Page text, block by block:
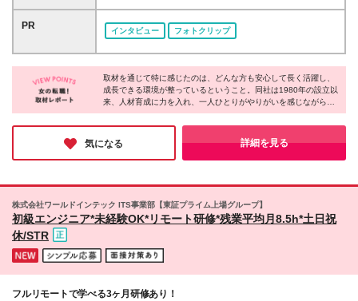
能力を十分に考慮のうえ、決定いたします。 ※固定残
手当 ・通勤手当（上限4万円まで） ・時間外手当（1
分単位で全額支給） ・資格取得支援 ■昇給：年1回
配属 ◎転居を伴う転勤なし ＊ご希望や最寄り駅を考
慮の上、決定いたします。 ＼＼一部リモート実績あ
り！／／ ●首都圏 東京都：新宿／飯田橋／渋谷／品川
／大崎／浜松町／大手町／有楽町／赤坂／秋葉原など
神奈川県：横浜／みなとみらい／川崎／武蔵小杉／溝
の口など 千葉県：海浜幕張／西船橋／千葉／千葉ニ
ュータウン中央など 埼玉県：大宮／さいたま新都心
／和光市など ●東海 愛知県：名古屋／栄／伏見／久屋
／新大阪／京橋／千里中央など 京都府：京都／烏丸
／四条など 兵庫県：神戸／三宮／三田など ●九州 福
ク／テレワーク／フルリモート） （変更の範囲）上
記を除く当社関連勤務地
PR
インタビュー フォトクリップ
取材を通じて特に感じたのは、どんな方も安心して長く活躍し、
成長できる環境が整っているということ。同社は1980年の設立以
来、人材育成に力を入れ、一人ひとりがやりがいを感じながら働
ける場を提供し、成長をサポートしてきた実績があります。たと
え今、明確な目標がなくても、ここなら新しい目標が見つかるで
しょう。自分に合った道を探したい方、適性を知りたい方にとっ
て、ランスタッドは心強い味方となってくれるはずです！
気になる 詳細を見る
株式会社ワールドインテック ITS事業部【東証プライム上場グループ】
初級エンジニア*未経験OK*リモート研修*残業平均月8.5h*土日祝
休/STR
フルリモートで学べる3ヶ月研修あり！